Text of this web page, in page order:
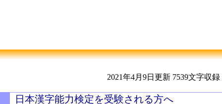
2021年4月9日更新 7539文字収録
日本漢字能力検定を受験される方へ